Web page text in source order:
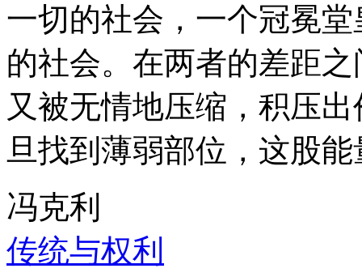
一切的社会，一个冠冕
的社会。在两者的差距
又被无情地压缩，积压
旦找到薄弱部位，这股
冯克利
传统与权利